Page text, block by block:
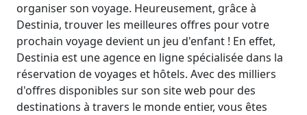
organiser son voyage. Heureusement, grâce à
Destinia, trouver les meilleures offres pour votre
prochain voyage devient un jeu d'enfant ! En effet,
Destinia est une agence en ligne spécialisée dans la
réservation de voyages et hôtels. Avec des milliers
d'offres disponibles sur son site web pour des
destinations à travers le monde entier, vous êtes